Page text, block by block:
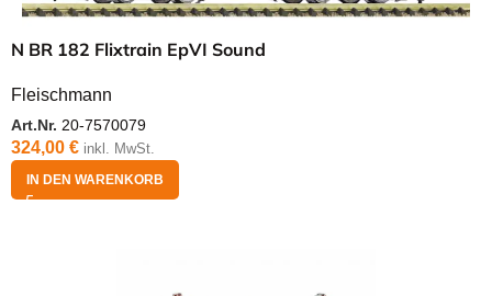
N BR 182 Flixtrain EpVI Sound
Fleischmann
Art.Nr. 20-7570079
324,00 € inkl. MwSt.
IN DEN WARENKORB